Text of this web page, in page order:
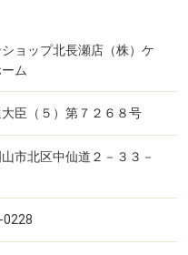
ョップ北長瀬店（株）ケ
ム
臣（５）第７２６８号
市北区中仙道２－３３－
0228